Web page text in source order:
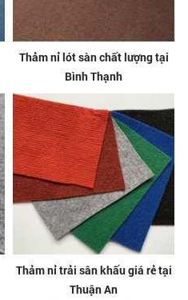
Thảm nỉ lót sàn chất lượng tại
Bình Thạnh
Thảm nỉ trải sân khấu giá rẻ tại
Thuận An